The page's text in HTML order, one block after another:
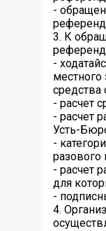
-
3. К
-
- расчет
- расчет
Усть-
-
- расчет
для
-
4.